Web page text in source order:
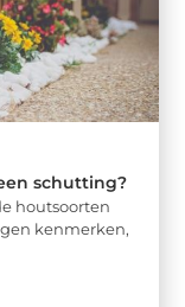
schutting?
houtsoorten
kenmerken,